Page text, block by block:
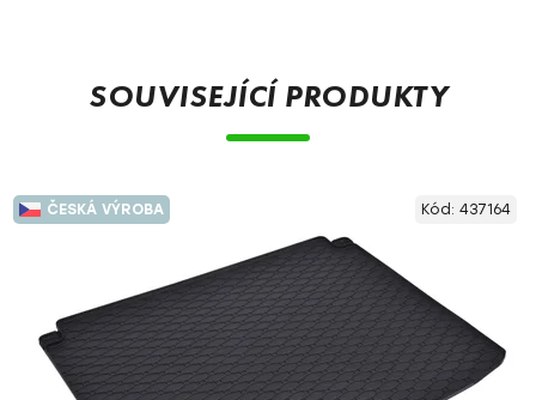
SOUVISEJÍCÍ PRODUKTY
ČESKÁ VÝROBA Kód: 437164